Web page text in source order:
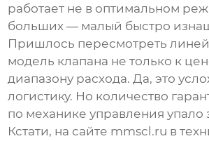
работает не в оптимальном
больших — малый быстро
Пришлось пересмотреть
модель клапана не только к
диапазону расхода. Да, это
логистику. Но количество
по механике управления упало
Кстати, на сайте mmscl.ru в